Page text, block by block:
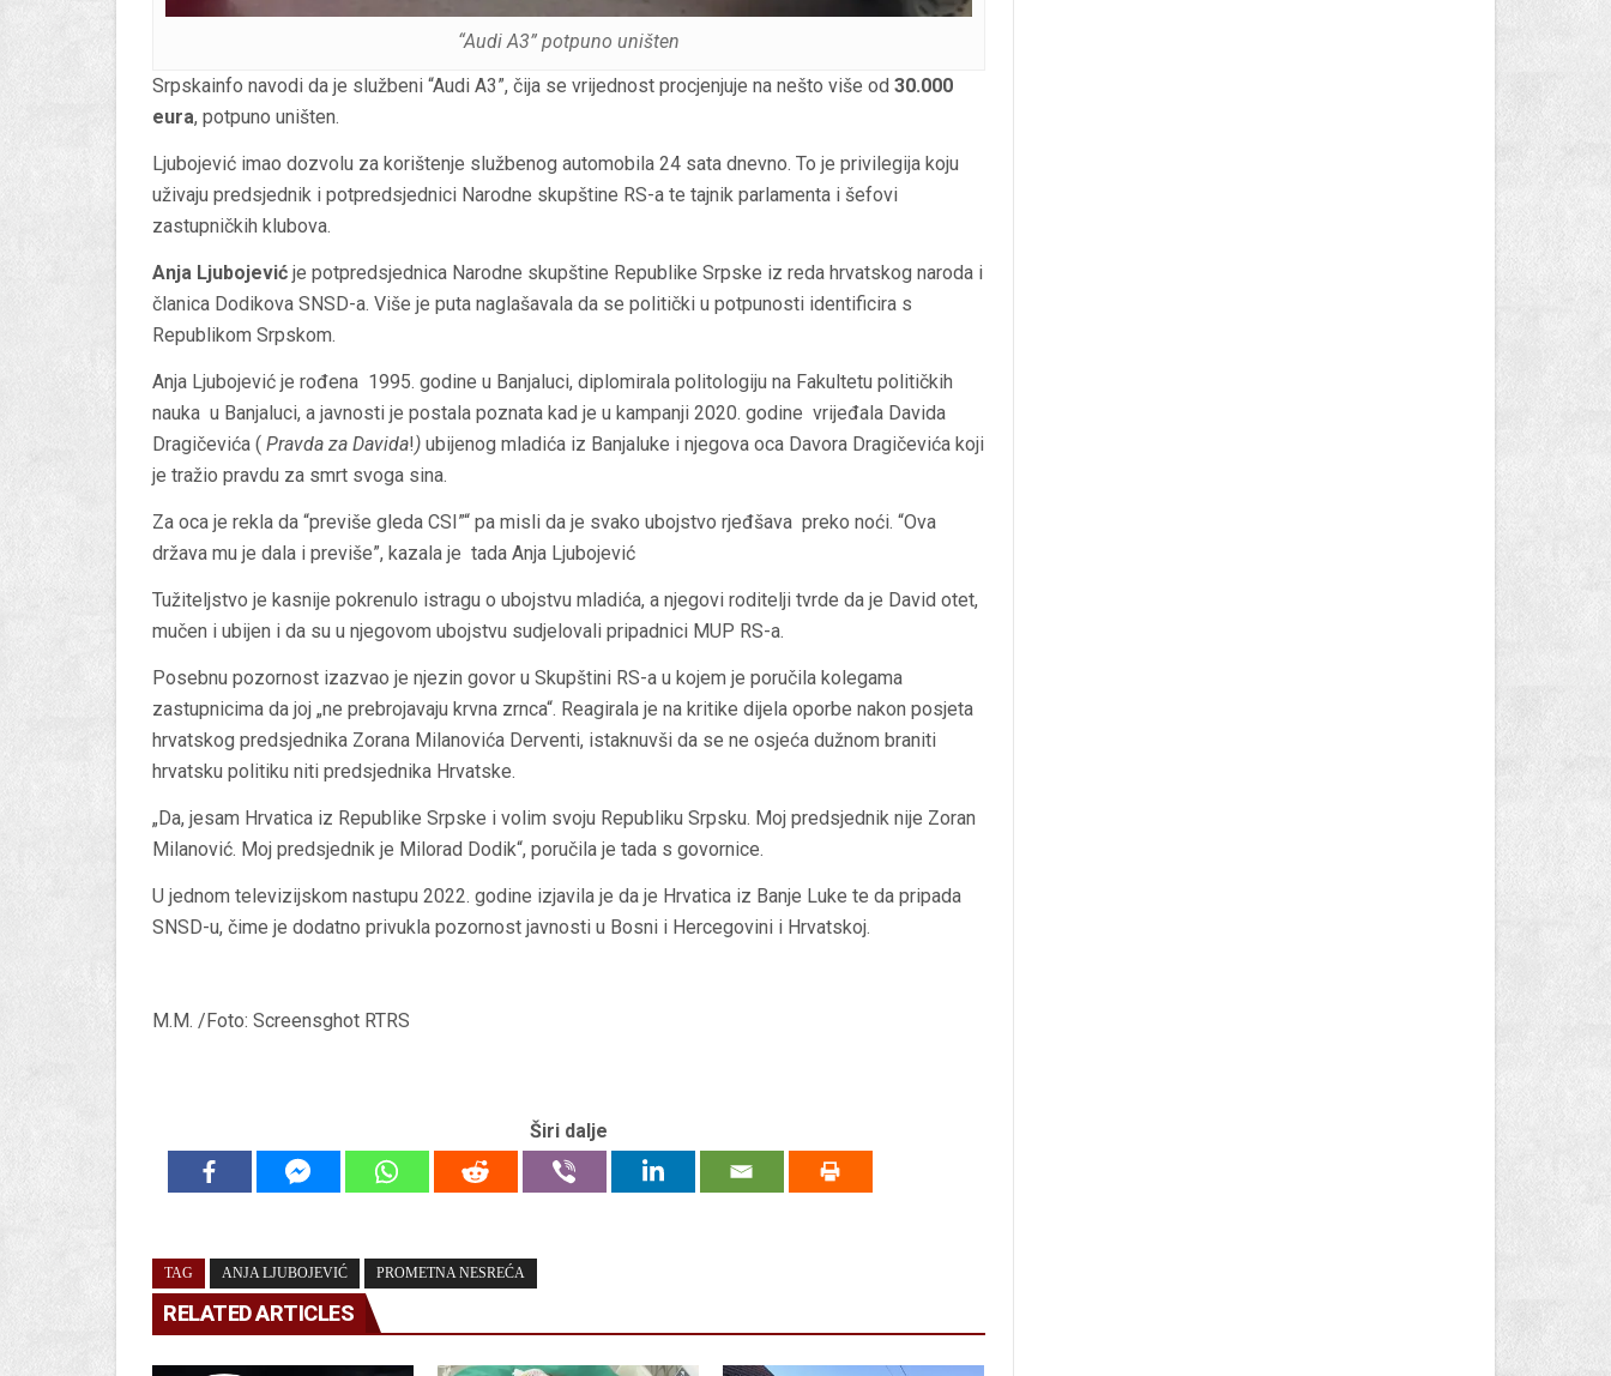
“Audi A3” potpuno uništen
Srpskainfo navodi da je službeni “Audi A3”, čija se vrijednost procjenjuje na nešto više od 30.000
eura, potpuno uništen.
Ljubojević imao dozvolu za korištenje službenog automobila 24 sata dnevno. To je privilegija koju
uživaju predsjednik i potpredsjednici Narodne skupštine RS-a te tajnik parlamenta i šefovi
zastupničkih klubova.
Anja Ljubojević je potpredsjednica Narodne skupštine Republike Srpske iz reda hrvatskog naroda i
članica Dodikova SNSD-a. Više je puta naglašavala da se politički u potpunosti identificira s
Republikom Srpskom.
Anja Ljubojević je rođena 1995. godine u Banjaluci, diplomirala politologiju na Fakultetu političkih
nauka u Banjaluci, a javnosti je postala poznata kad je u kampanji 2020. godine vrijeđala Davida
Dragičevića ( Pravda za Davida!) ubijenog mladića iz Banjaluke i njegova oca Davora Dragičevića koji
je tražio pravdu za smrt svoga sina.
Za oca je rekla da “previše gleda CSI”“ pa misli da je svako ubojstvo rjeđšava preko noći. “Ova
država mu je dala i previše”, kazala je tada Anja Ljubojević
Tužiteljstvo je kasnije pokrenulo istragu o ubojstvu mladića, a njegovi roditelji tvrde da je David otet,
mučen i ubijen i da su u njegovom ubojstvu sudjelovali pripadnici MUP RS-a.
Posebnu pozornost izazvao je njezin govor u Skupštini RS-a u kojem je poručila kolegama
zastupnicima da joj „ne prebrojavaju krvna zrnca“. Reagirala je na kritike dijela oporbe nakon posjeta
hrvatskog predsjednika Zorana Milanovića Derventi, istaknuvši da se ne osjeća dužnom braniti
hrvatsku politiku niti predsjednika Hrvatske.
„Da, jesam Hrvatica iz Republike Srpske i volim svoju Republiku Srpsku. Moj predsjednik nije Zoran
Milanović. Moj predsjednik je Milorad Dodik“, poručila je tada s govornice.
U jednom televizijskom nastupu 2022. godine izjavila je da je Hrvatica iz Banje Luke te da pripada
SNSD-u, čime je dodatno privukla pozornost javnosti u Bosni i Hercegovini i Hrvatskoj.
M.M. /Foto: Screensghot RTRS
Širi dalje
TAG ANJA LJUBOJEVIĆ PROMETNA NESREĆA
RELATED ARTICLES